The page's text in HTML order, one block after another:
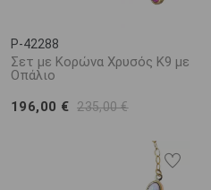
P-42288
Σετ με Κορώνα Χρυσός Κ9 με
Οπάλιο
196,00 € 235,00 €